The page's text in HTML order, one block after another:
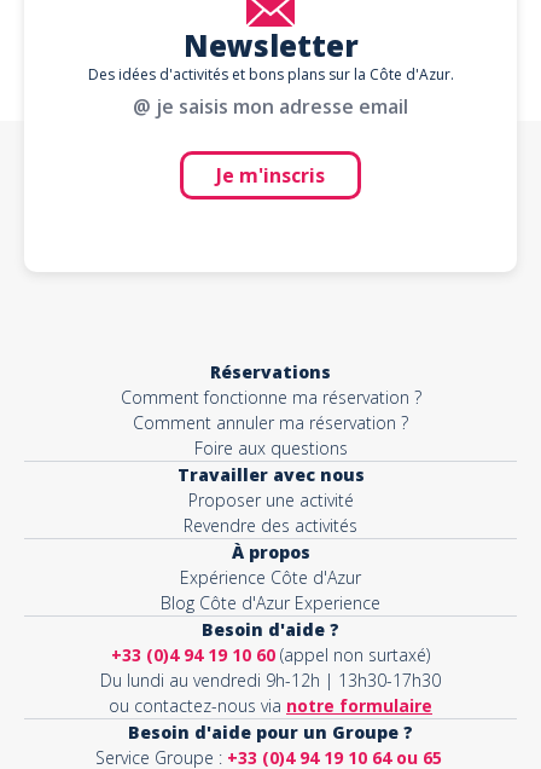
Newsletter
Des idées d'activités et bons plans sur la Côte d'Azur.
@ je saisis mon adresse email
Je m'inscris
Réservations
Comment fonctionne ma réservation ?
Comment annuler ma réservation ?
Foire aux questions
Travailler avec nous
Proposer une activité
Revendre des activités
À propos
Expérience Côte d'Azur
Blog Côte d'Azur Experience
Besoin d'aide ?
+33 (0)4 94 19 10 60 (appel non surtaxé)
Du lundi au vendredi 9h-12h | 13h30-17h30
ou contactez-nous via notre formulaire
Besoin d'aide pour un Groupe ?
Service Groupe : +33 (0)4 94 19 10 64 ou 65